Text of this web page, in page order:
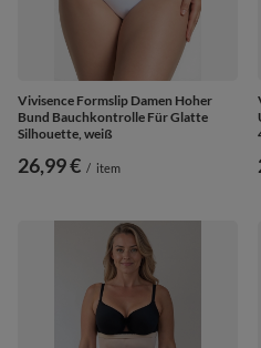
Vivisence Formslip Damen Hoher
Bund Bauchkontrolle Für Glatte
Silhouette, weiß
26,99 € / item